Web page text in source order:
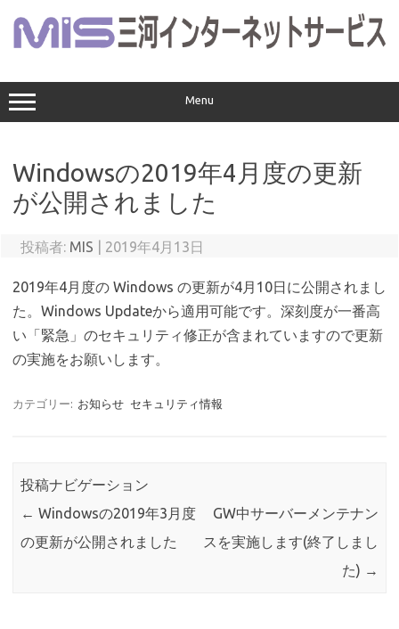
ス
キ
ッ
Menu
Windowsの2019年4月度の更新
が公開されました
投稿者: MIS 2019年4月13日
2019年4月度の Windows の更新が4月10日に公開されまし
た。Windows Updateから適用可能です。深刻度が一番高
い「緊急」のセキュリティ修正が含まれていますので更新
の実施をお願いします。
カテゴリー: お知らせ セキュリティ情報
投稿ナビゲーション
← Windowsの2019年3月度
の更新が公開されました
GW中サーバーメンテナン
スを実施します(終了しまし
た) →